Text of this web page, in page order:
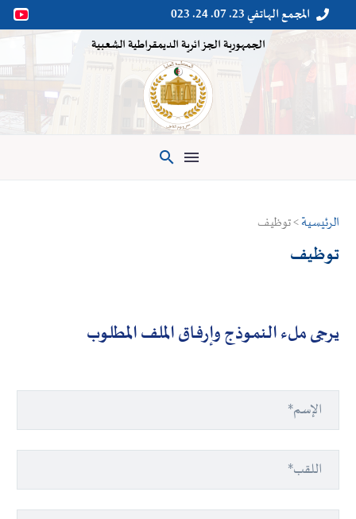

 المجمع الهاتفي 23. 07. 24. 023
الجمهورية الجزائرية الديمقراطية الشعبية

الرئيسية> توظيف
توظيف
يرجى ملء النموذج وإرفاق الملف المطلوب